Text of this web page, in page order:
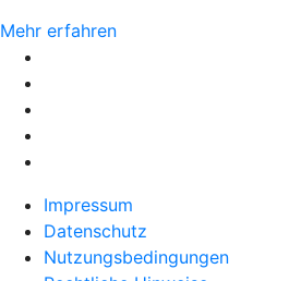
Mehr erfahren
Impressum
Datenschutz
Nutzungsbedingungen